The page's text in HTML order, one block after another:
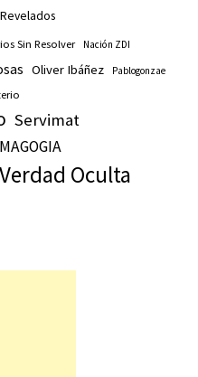
Sin Resolver Nación ZDI
Oliver Ibáñez Pablogonzae
Servimat
Verdad Oculta